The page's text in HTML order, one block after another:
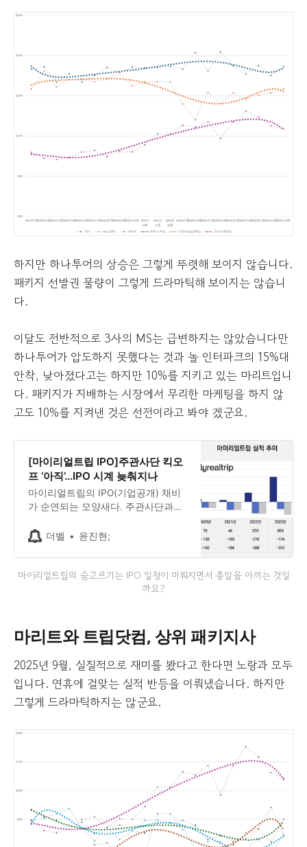
하지만 하나투어의 상승은 그렇게 뚜렷해 보이지 않습니다.
패키지 선발권 물량이 그렇게 드라마틱해 보이지는 않습니
다.
이달도 전반적으로 3사의 MS는 급변하지는 않았습니다만
하나투어가 압도하지 못했다는 것과 놀 인터파크의 15%대
안착, 낮아졌다고는 하지만 10%를 지키고 있는 마리트입니
다. 패키지가 지배하는 시장에서 무리한 마케팅을 하지 않
고도 10%를 지켜낸 것은 선전이라고 봐야 겠군요.
[마이리얼트립 IPO]주관사단 킥오
프 ‘아직’...IPO 시계 늦춰지나
마이리얼트립의 IPO(기업공개) 채비
가 순연되는 모양새다. 주관사단과의
론, 계약 절차 역시 아직인 것으로 알
해 IPO 일정 전반이 당초 예상보다 늦
춰지는 분위기다.시장에서는 공모 시
더벨 윤진현;
마이리얼트립의 숨고르기는 IPO 일정이 미뤄지면서 총알을 아끼는 것일
까요?
마리트와 트립닷컴, 상위 패키지사
2025년 9월, 실질적으로 재미를 봤다고 한다면 노랑과 모두
입니다. 연휴에 걸맞는 실적 반등을 이뤄냈습니다. 하지만
그렇게 드라마틱하지는 않군요.